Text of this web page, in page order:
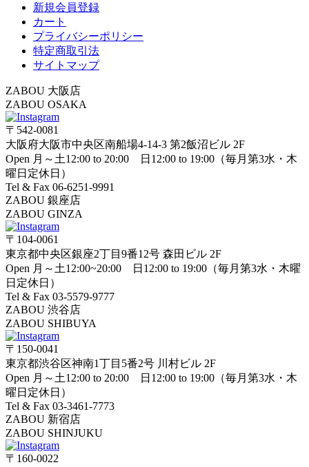
新規会員登録
カート
プライバシーポリシー
特定商取引法
サイトマップ
ZABOU 大阪店
ZABOU OSAKA
〒542-0081
大阪府大阪市中央区南船場4-14-3 第2飯沼ビル 2F
Open 月～土12:00 to 20:00 日12:00 to 19:00（毎月第3水・木
曜日定休日）
Tel & Fax 06-6251-9991
ZABOU 銀座店
ZABOU GINZA
〒104-0061
東京都中央区銀座2丁目9番12号 森田ビル 2F
Open 月～土12:00~20:00 日12:00 to 19:00（毎月第3水・木曜
日定休日）
Tel & Fax 03-5579-9777
ZABOU 渋谷店
ZABOU SHIBUYA
〒150-0041
東京都渋谷区神南1丁目5番2号 川村ビル 2F
Open 月～土12:00 to 20:00 日12:00 to 19:00（毎月第3水・木
曜日定休日）
Tel & Fax 03-3461-7773
ZABOU 新宿店
ZABOU SHINJUKU
〒160-0022